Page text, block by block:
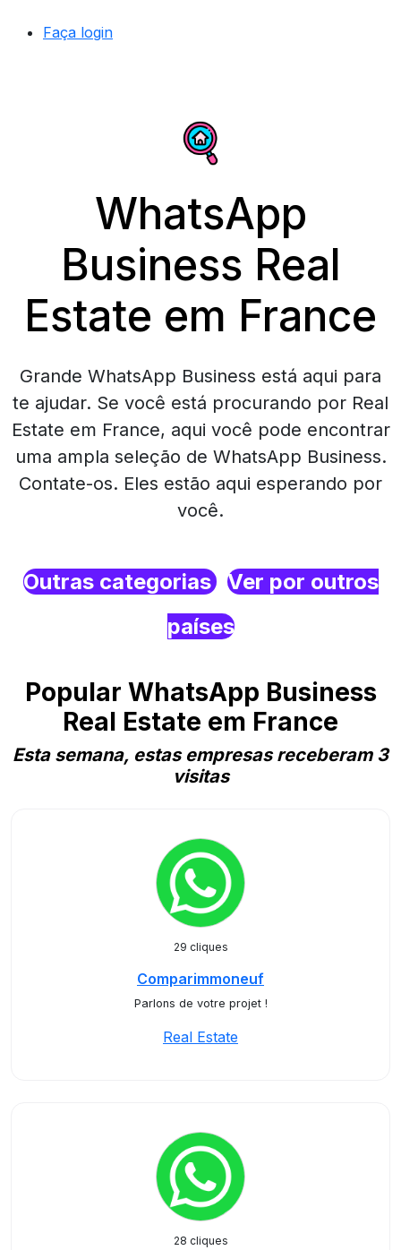
Faça login
WhatsApp
Business Real
Estate em France
Grande WhatsApp Business está aqui para
te ajudar. Se você está procurando por Real
Estate em France, aqui você pode encontrar
uma ampla seleção de WhatsApp Business.
Contate-os. Eles estão aqui esperando por
você.
Outras categorias Ver por outros
países
Popular WhatsApp Business
Real Estate em France
Esta semana, estas empresas receberam 3
visitas
29 cliques
Comparimmoneuf
Parlons de votre projet !
Real Estate
28 cliques